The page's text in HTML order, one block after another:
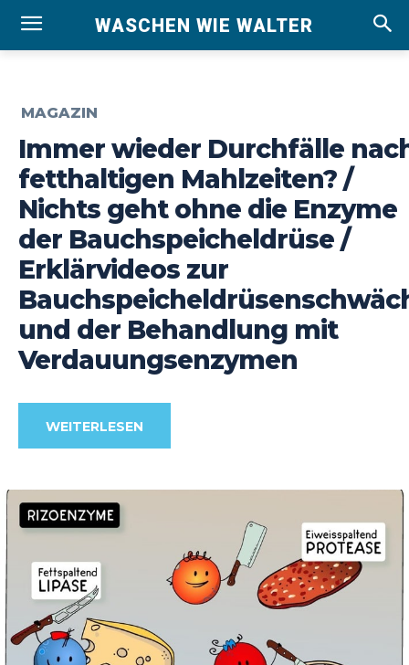
WASCHEN WIE WALTER
MAGAZIN
Immer wieder Durchfälle
fetthaltigen Mahlzeiten? /
Nichts geht ohne die Enzyme
der Bauchspeicheldrüse /
Erklärvideos zur
und der Behandlung mit
Verdauungsenzymen
WEITERLESEN